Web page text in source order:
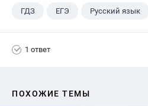
ГДЗ ЕГЭ Русский язык
1 ответ
ПОХОЖИЕ ТЕМЫ